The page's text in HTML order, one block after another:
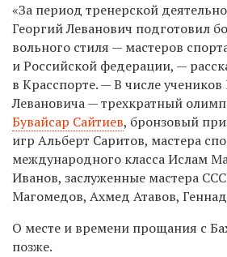
«За период тренерской
Георгий Леванович подготовил
вольного стиля — мастеров
и Российской федерации, —
в Красспорте. — В числе учеников
Левановича — трехкратный
Бувайсар Сайтиев, бронзовый
игр Альберт Саритов, мастера
международного класса Ислам
Иванов, заслуженные мастера
Магомедов, Ахмед Атавов,
О месте и времени прощания с
позже.